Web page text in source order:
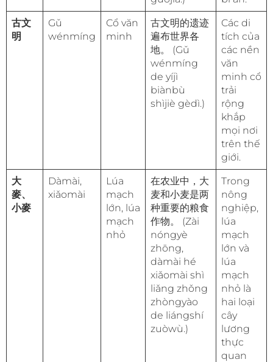
古文
明
Gǔ
wénmíng
Cổ văn
minh
古文明的遗迹
遍布世界各
地。 (Gǔ
wénmíng
de yíjì
biànbù
shìjiè gèdì.)
Các di
tích của
các nền
văn
minh cổ
trải
rộng
khắp
mọi nơi
trên thế
giới.
大
麥、
小麥
Dàmài,
xiǎomài
Lúa
mạch
lớn, lúa
mạch
nhỏ
在农业中，大
麦和小麦是两
种重要的粮食
作物。 (Zài
nóngyè
zhōng,
dàmài hé
xiǎomài shì
liǎng zhǒng
zhòngyào
de liángshí
zuòwù.)
Trong
nông
nghiệp,
lúa
mạch
lớn và
lúa
mạch
nhỏ là
hai loại
cây
lương
thực
quan